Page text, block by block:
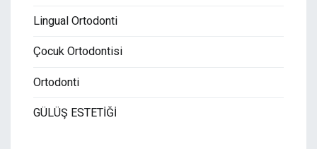
Lingual Ortodonti
Çocuk Ortodontisi
Ortodonti
GÜLÜŞ ESTETİĞİ